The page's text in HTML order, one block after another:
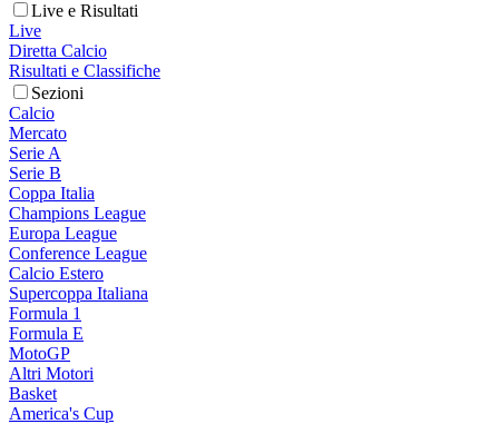
Live e Risultati
Live
Diretta Calcio
Risultati e Classifiche
Sezioni
Calcio
Mercato
Serie A
Serie B
Coppa Italia
Champions League
Europa League
Conference League
Calcio Estero
Supercoppa Italiana
Formula 1
Formula E
MotoGP
Altri Motori
Basket
America's Cup